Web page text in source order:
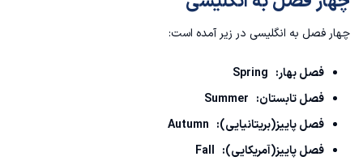
چهار فصل به انگلیسی در زیر آمده است:
فصل بهار: Spring
فصل تابستان: Summer
فصل پاییز(بریتانیایی): Autumn
فصل پاییز(آمریکایی): Fall